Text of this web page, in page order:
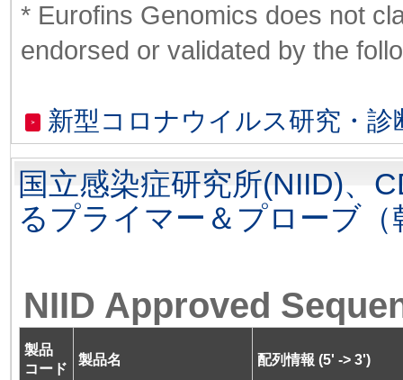
* Eurofins Genomics does not
endorsed or validated by the
＞ 新型コロナウイルス研究・
国立感染症研究所(NIID)、
るプライマー＆プローブ（
NIID Approved
製品
コード
製品名 配列情報 (5' -> 3')